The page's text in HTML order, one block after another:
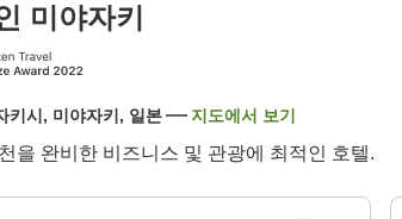
미야자키
키시, 미야자키, 일본 지도에서 보기
을 완비한 비즈니스 및 관광에 최적인 호텔.